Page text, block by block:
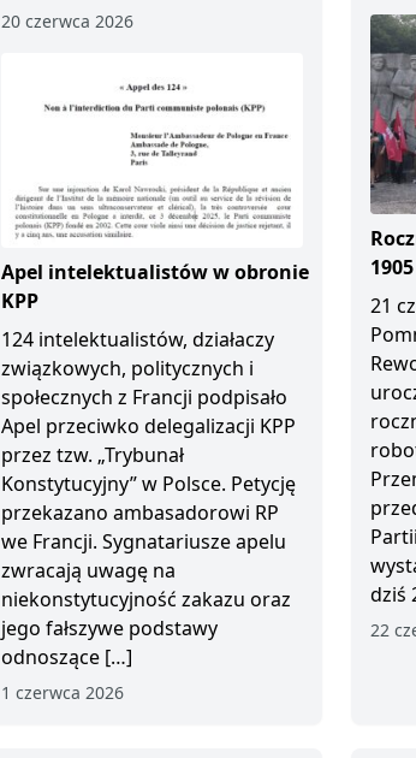
20 czerwca 2026
Apel intelektualistów w obronie
KPP
124 intelektualistów, działaczy
związkowych, politycznych i
społecznych z Francji podpisało
Apel przeciwko delegalizacji KPP
przez tzw. „Trybunał
Konstytucyjny” w Polsce. Petycję
przekazano ambasadorowi RP
we Francji. Sygnatariusze apelu
zwracają uwagę na
niekonstytucyjność zakazu oraz
jego fałszywe podstawy
odnoszące […]
1 czerwca 2026
1905
21
dziś
22